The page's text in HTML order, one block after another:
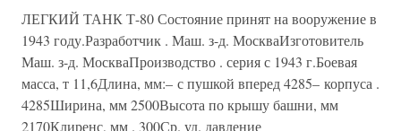
ЛЕГКИЙ ТАНК Т-80 Состояние принят на вооружение в
1943 году.Разработчик . Маш. з-д. МоскваИзготовитель
Маш. з-д. МоскваПроизводство . серия с 1943 г.Боевая
масса, т 11,6Длина, мм:– с пушкой вперед 4285– корпуса .
4285Ширина, мм 2500Высота по крышу башни, мм
2170Клиренс, мм . 300Ср. уд. давление